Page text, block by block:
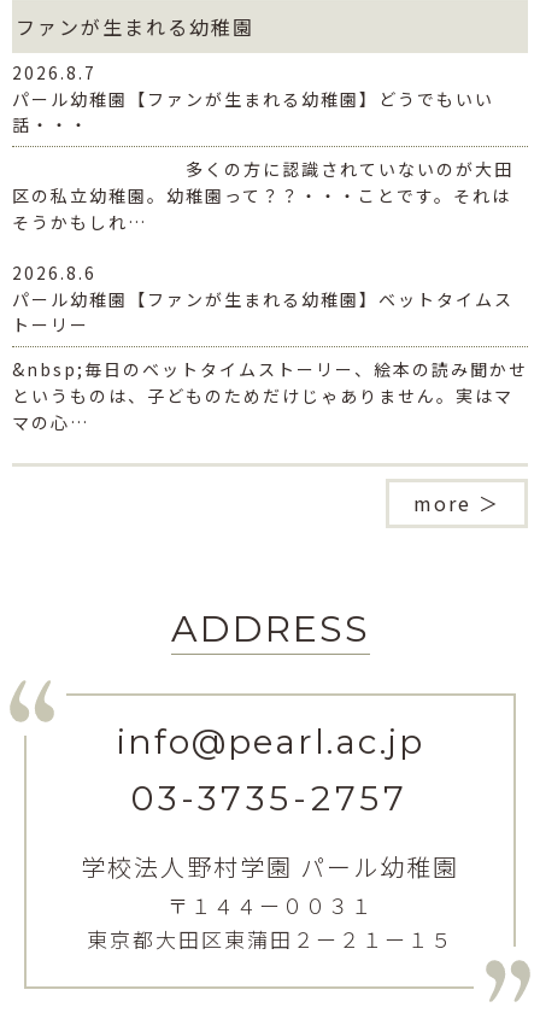
ファンが生まれる幼稚園
2026.8.7
パール幼稚園【ファンが生まれる幼稚園】どうでもいい
話・・・
多くの方に認識されていないのが大田
区の私立幼稚園。幼稚園って？？・・・ことです。それは
そうかもしれ…
2026.8.6
パール幼稚園【ファンが生まれる幼稚園】ベットタイムス
トーリー
&nbsp;毎日のベットタイムストーリー、絵本の読み聞かせ
というものは、子どものためだけじゃありません。実はマ
マの心…
more ＞
ADDRESS
info@pearl.ac.jp
03-3735-2757
学校法人野村学園 パール幼稚園
〒１４４ー００３１
東京都大田区東蒲田２ー２１ー１５